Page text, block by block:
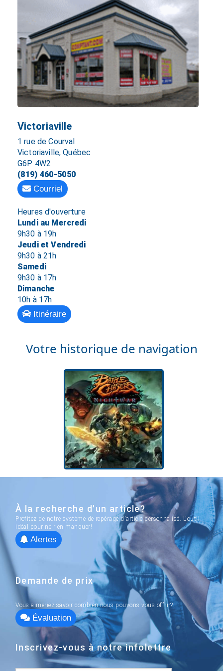
Victoriaville
1 rue de Courval
Victoriaville, Québec
G6P 4W2
(819) 460-5050
Courriel
Heures d'ouverture
Lundi au Mercredi
9h30 à 19h
Jeudi et Vendredi
9h30 à 21h
Samedi
9h30 à 17h
Dimanche
10h à 17h
Itinéraire
Votre historique de navigation
À la recherche d'un article?
Profitez de notre système de repérage d'article personnalisé. L'outil
idéal pour ne rien manquer!
Alertes
Demande de prix
Vous aimeriez savoir combien nous pouvons vous offrir?
Évaluation
Inscrivez-vous à notre infolettre